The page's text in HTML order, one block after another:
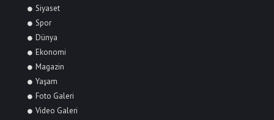
Siyaset
Spor
Dünya
Ekonomi
Magazin
Yaşam
Foto Galeri
Video Galeri